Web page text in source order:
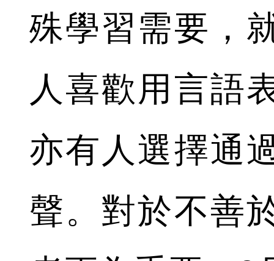
殊學習需要，
人喜歡用言語
亦有人選擇通
聲。對於不善